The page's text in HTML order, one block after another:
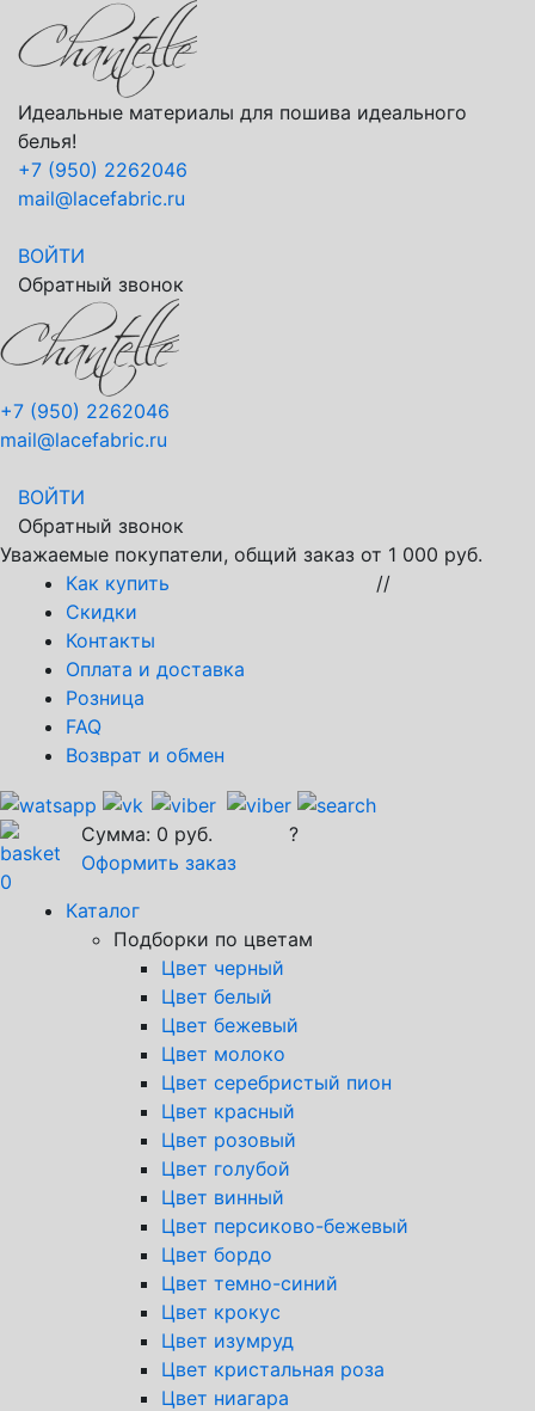
Идеальные материалы для пошива идеального
белья!
+7 (950) 2262046
mail@lacefabric.ru
ВОЙТИ
Обратный звонок
+7 (950) 2262046
mail@lacefabric.ru
ВОЙТИ
Обратный звонок
Уважаемые покупатели, общий заказ от 1 000 руб.
Как купить
Скидки
Контакты
Оплата и доставка
Розница
FAQ
Возврат и обмен
//
0
Сумма: 0 руб.
Оформить заказ
?
Каталог
Подборки по цветам
Цвет черный
Цвет белый
Цвет бежевый
Цвет молоко
Цвет серебристый пион
Цвет красный
Цвет розовый
Цвет голубой
Цвет винный
Цвет персиково-бежевый
Цвет бордо
Цвет темно-синий
Цвет крокус
Цвет изумруд
Цвет кристальная роза
Цвет ниагара